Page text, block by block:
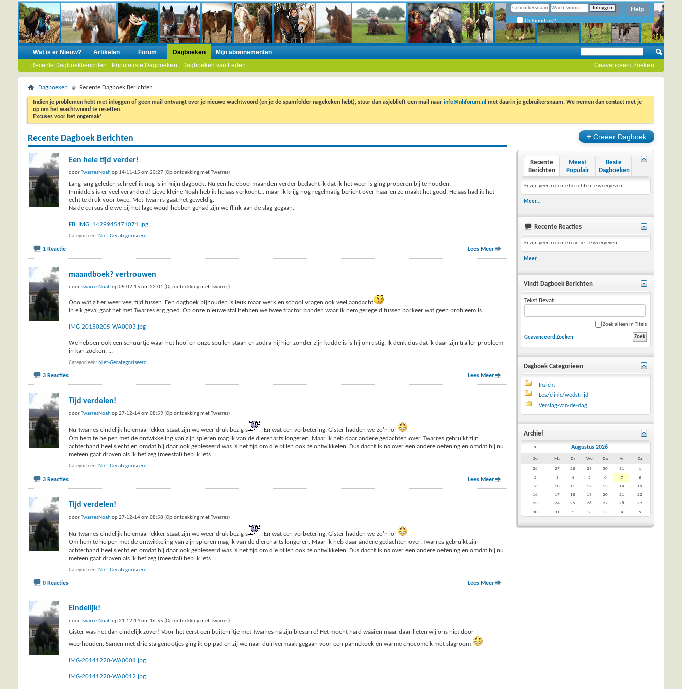
Help
Onthoud mij?
Wat is er Nieuw? Artikelen Forum
Dagboeken
Recente Dagboekberichten
Populairste Dagboeken Dagboeken van Leden
Mijn abonnementen
Geavanceerd Zoeken
Dagboeken Recente Dagboek Berichten
Indien je problemen hebt met inloggen of geen mail ontvangt over je nieuwe wachtwoord (en je de spamfolder nagekeken hebt), stuur dan asjeblieft een mail naar info@nhforum.nl met daarin je gebruikersnaam. We nemen dan contact met je
op om het wachtwoord te resetten.
Excuses voor het ongemak!
Recente Dagboek Berichten
Een hele tijd verder!
doorTwarresNoahop 14-11-15 om 20:27 (Op ontdekking met Twarres)
Lang lang geleden schreef ik nog is in mijn dagboek. Nu een heleboel maanden verder bedacht ik dat ik het weer is ging proberen bij te houden.
Inmiddels is er veel veranderd! Lieve kleine Noah heb ik helaas verkocht... maar ik krijg nog regelmatig bericht over haar en ze maakt het goed. Helaas had ik het
echt te druk voor twee. Met Twarrrs gaat het geweldig.
Na de cursus die we bij het lage woud hebben gehad zijn we flink aan de slag gegaan.
FB_IMG_1429945471071.jpg ...
Categorieën Niet-Gecategoriseerd
1 Reactie Lees Meer
maandboek? vertrouwen
doorTwarresNoahop 05-02-15 om 22:01 (Op ontdekking met Twarres)
Ooo wat zit er weer veel tijd tussen. Een dagboek bijhouden is leuk maar werk en school vragen ook veel aandacht
In elk geval gaat het met Twarres erg goed. Op onze nieuwe stal hebben we twee tractor banden waar ik hem geregeld tussen parkeer wat geen probleem is
IMG-20150205-WA0003.jpg
We hebben ook een schuurtje waar het hooi en onze spullen staan en zodra hij hier zonder zijn kudde is is hij onrustig. Ik denk dus dat ik daar zijn trailer probleem
in kan zoeken.
Categorieën Niet-Gecategoriseerd
3 Reacties Lees Meer
Tijd verdelen!
doorTwarresNoahop 27-12-14 om 08:59 (Op ontdekking met Twarres)
Nu Twarres eindelijk helemaal lekker staat zijn we weer druk bezig s
En wat een verbetering. Gister hadden we zo'n lol
Om hem te helpen met de ontwikkeling van zijn spieren mag ik van de dierenarts longeren. Maar ik heb daar andere gedachten over. Twarres gebruikt zijn
achterhand heel slecht en omdat hij daar ook gebleseerd was is het tijd om die billen ook te ontwikkelen. Dus dacht ik na over een andere oefening en omdat hij nu
meteen gaat draven als ik het zeg (meestal) heb ik iets ...
Categorieën Niet-Gecategoriseerd
3 Reacties Lees Meer
Tijd verdelen!
doorTwarresNoahop 27-12-14 om 08:58 (Op ontdekking met Twarres)
Nu Twarres eindelijk helemaal lekker staat zijn we weer druk bezig s
En wat een verbetering. Gister hadden we zo'n lol
Om hem te helpen met de ontwikkeling van zijn spieren mag ik van de dierenarts longeren. Maar ik heb daar andere gedachten over. Twarres gebruikt zijn
achterhand heel slecht en omdat hij daar ook gebleseerd was is het tijd om die billen ook te ontwikkelen. Dus dacht ik na over een andere oefening en omdat hij nu
meteen gaat draven als ik het zeg (meestal) heb ik iets
Categorieën Niet-Gecategoriseerd
0 Reacties Lees Meer
Eindelijk!
doorTwarresNoahop 21-12-14 om 16:55 (Op ontdekking met Twarres)
Gister was het dan eindelijk zover! Voor het eerst een buitenritje met Twarres na zijn blesurre! Het mocht hard waaien maar daar lieten wij ons niet door
weerhouden. Samen met drie stalgenootjes ging ik op pad en zij we naar duinvermaak gegaan voor een pannekoek en warme chocomelk met slagroom
IMG-20141220-WA0008.jpg
IMG-20141220-WA0012.jpg
+ Creëer Dagboek
Recente
Berichten
Meest
Populair
Beste
Dagboeken
Er zijn geen recente berichten te weergeven.
Meer...
Recente Reacties
Er zijn geen recente reacties te weergeven.
Meer...
Vindt Dagboek Berichten
Tekst Bevat:
Zoek alleen in Titels
Geavanceerd Zoeken
Dagboek Categorieën
Inzicht
Les/clinic/wedstrijd
Verslag-van-de-dag
Archief
< Augustus 2026
Zo Ma Di Wo Do Vr Za
26 27 28 29 30 31
1
2
3 4 5 6 7
8
9
10 11 12 13 14
15
16
17 18 19 20 21
22
23
24 25 26 27 28
29
30
31 1 2 3 4 5